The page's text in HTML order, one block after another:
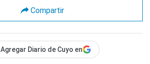
Compartir
Agregar Diario de Cuyo en